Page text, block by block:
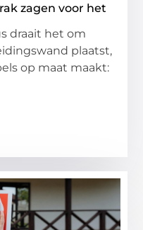
zagen voor het
draait het om
plaatst,
op maat maakt: